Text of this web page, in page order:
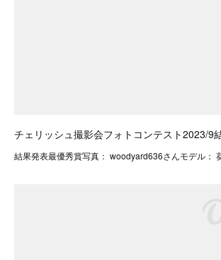
チェリッシュ撮影会フォトコンテスト2023/9
結果発表最優秀賞写真： woodyard636さんモデル：